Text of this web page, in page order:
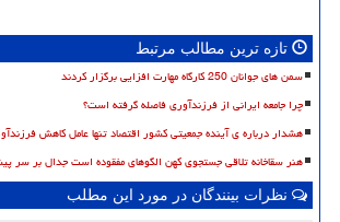
تازه ترین مطالب مرتبط
سمن های جوانان 250 کارگاه مهارت افزایی برگزار کردند
چرا جامعه ایرانی از فرزندآوری فاصله گرفته است؟
هشدار درباره ی آینده جمعیتی کشور اقتصاد تنها عامل کاهش
هنر سقاخانه تلاقی جستجوی کهن الگوهای مفقوده است جدال بر سر
نظرات بینندگان در مورد این مطلب